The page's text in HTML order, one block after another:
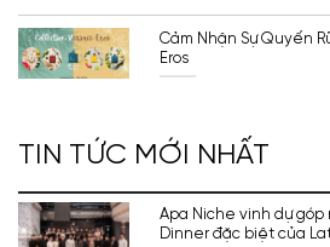
Cảm Nhận Sự Quyến
Eros
TIN TỨC MỚI NHẤT
Apa Niche vinh dự
Dinner đặc biệt của